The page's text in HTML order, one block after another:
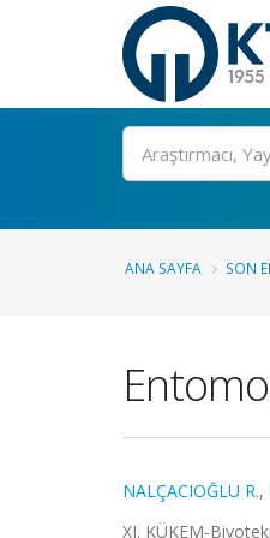
Ara
ANA SAYFA SON
NALÇACIOĞLU R.,
XI. KÜKEM-